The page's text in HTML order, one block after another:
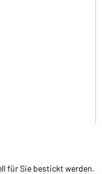
für Sie bestickt werden.